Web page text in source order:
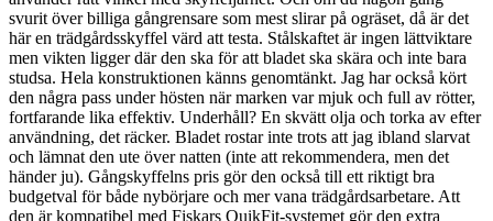
svurit över billiga gångrensare som mest slirar på ogräset, då är det
här en trädgårdsskyffel värd att testa. Stålskaftet är ingen lättviktare
men vikten ligger där den ska för att bladet ska skära och inte bara
studsa. Hela konstruktionen känns genomtänkt. Jag har också kört
den några pass under hösten när marken var mjuk och full av rötter,
fortfarande lika effektiv. Underhåll? En skvätt olja och torka av efter
användning, det räcker. Bladet rostar inte trots att jag ibland slarvat
och lämnat den ute över natten (inte att rekommendera, men det
händer ju). Gångskyffelns pris gör den också till ett riktigt bra
budgetval för både nybörjare och mer vana trädgårdsarbetare. Att
den är kompatibel med Fiskars QuikFit-systemet gör den extra